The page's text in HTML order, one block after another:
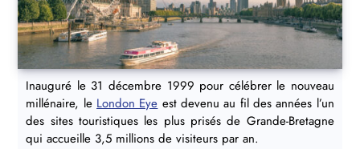
Inauguré le 31 décembre 1999 pour célébrer le nouveau
millénaire, leLondon Eyeest devenu au fil des années l’un
des sites touristiques les plus prisés de Grande-Bretagne
qui accueille 3,5 millions de visiteurs par an.